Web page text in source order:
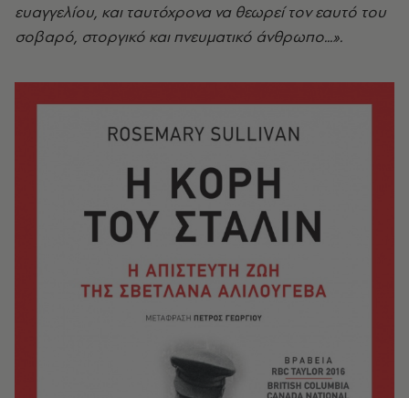
ευαγγελίου, και ταυτόχρονα να θεωρεί τον εαυτό του
σοβαρό, στοργικό και πνευματικό άνθρωπο...».